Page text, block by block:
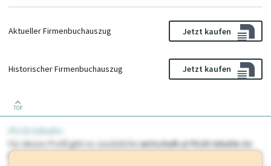
Aktueller Firmenbuchauszug Jetzt kaufen
Historischer Firmenbuchauszug Jetzt kaufen
TOP
PLUS Inhalte
Für dieses Profil gibt es zusätzlichewirtschaft.at PLUS Inhaltedie
Sie momentan nicht einsehen können. Schalten Sie dieses Profil frei